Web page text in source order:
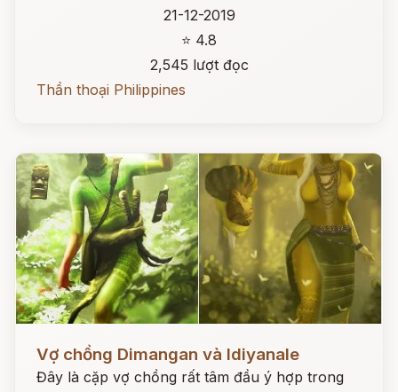
21-12-2019
⭐ 4.8
2,545 lượt đọc
Thần thoại Philippines
Vợ chồng Dimangan và Idiyanale
Đây là cặp vợ chồng rất tâm đầu ý hợp trong